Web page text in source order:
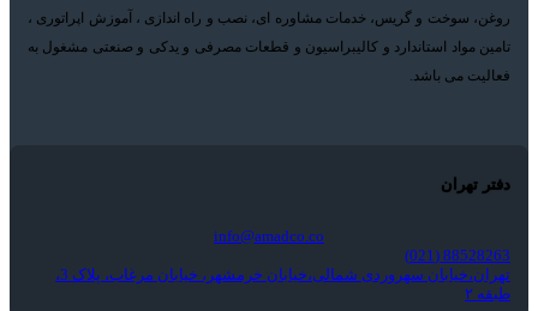
روغن، سوخت و گریس، خدمات مشاوره ای، نصب و راه اندازی ، آموزش اپراتوری ،
تامین مواد استاندارد و کالیبراسیون و قطعات مصرفی و یدکی و صنعتی مشغول به
فعالیت می باشد.
دفتر تهران
info@amadco.co
88528263 (021)
تهران،خیابان سهروردی شمالی،خیابان خرمشهر، خیابان مرغاب، پلاک 3،
طبقه ۲